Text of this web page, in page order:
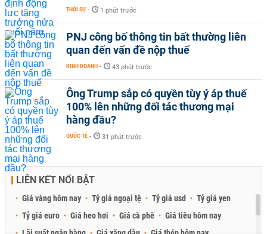
THỜI SỰ - 1 phút trước
PNJ công bố thông tin bất thường liên
quan đến vấn đề nộp thuế
KINH DOANH - 43 phút trước
Ông Trump sắp có quyền tùy ý áp thuế
100% lên những đối tác thương mại
hàng đầu?
QUỐC TẾ - 31 phút trước
LIÊN KẾT NỔI BẬT
Giá vàng hôm nay Tỷ giá ngoại tệ Tỷ giá usd
Tỷ giá yen
Tỷ giá euro
Giá heo hơi Giá cà phê
Giá tiêu hôm nay